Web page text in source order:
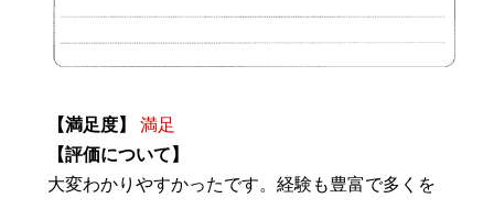
【満足度】
満足
【評価について】
大変わかりやすかったです。経験も豊富で多くを